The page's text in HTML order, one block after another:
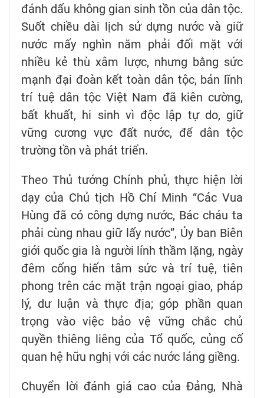
đánh dấu không gian sinh tồn của dân tộc.
Suốt chiều dài lịch sử dựng nước và giữ
nước mấy nghìn năm phải đối mặt với
nhiều kẻ thù xâm lược, nhưng bằng sức
mạnh đại đoàn kết toàn dân tộc, bản lĩnh
trí tuệ dân tộc Việt Nam đã kiên cường,
bất khuất, hi sinh vì độc lập tự do, giữ
vững cương vực đất nước, để dân tộc
trường tồn và phát triển.
Theo Thủ tướng Chính phủ, thực hiện lời
dạy của Chủ tịch Hồ Chí Minh “Các Vua
Hùng đã có công dựng nước, Bác cháu ta
phải cùng nhau giữ lấy nước”, Ủy ban Biên
giới quốc gia là người lính thầm lặng, ngày
đêm cống hiến tâm sức và trí tuệ, tiên
phong trên các mặt trận ngoại giao, pháp
lý, dư luận và thực địa; góp phần quan
trọng vào việc bảo vệ vững chắc chủ
quyền thiêng liêng của Tổ quốc, củng cố
quan hệ hữu nghị với các nước láng giềng.
Chuyển lời đánh giá cao của Đảng, Nhà